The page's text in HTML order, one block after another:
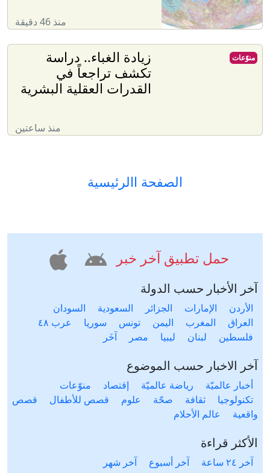
منذ 46 دقيقة
زيادة الغباء.. دراسة
تكشف تراجعاً في
القدرات العقلية البشرية
منذ ساعتين
منوّعات
الصفحة االرئيسية
حمل تطبيق آخر خبر
آخر الأخبار حسب الدولة
الأردن الإمارات الجزائر السعودية
السودان
العراق
المغرب اليمن تونس سوريا
عرب ٤٨
فلسطين
لبنان ليبيا مصر آخَر
آخر الاخبار حسب الموضوع
أخبار عالميّة رياضة عالميّة إقتصاد
منوّعات
تكنولوجيا
ثقافة صحّة علوم قصص للأطفال
قصص
واقعية
عالم الأحلام
الأكثر قراءة
آخر ٢٤ ساعة آخر أسبوع آخر شهر